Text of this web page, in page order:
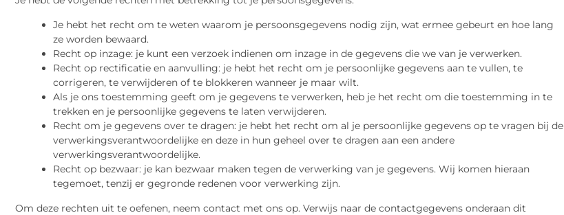
Je hebt het recht om te weten waarom je persoonsgegevens nodig zijn, wat ermee gebeurt en hoe lang
ze worden bewaard.
Recht op inzage: je kunt een verzoek indienen om inzage in de gegevens die we van je verwerken.
Recht op rectificatie en aanvulling: je hebt het recht om je persoonlijke gegevens aan te vullen, te
corrigeren, te verwijderen of te blokkeren wanneer je maar wilt.
Als je ons toestemming geeft om je gegevens te verwerken, heb je het recht om die toestemming in te
trekken en je persoonlijke gegevens te laten verwijderen.
Recht om je gegevens over te dragen: je hebt het recht om al je persoonlijke gegevens op te vragen bij de
verwerkingsverantwoordelijke en deze in hun geheel over te dragen aan een andere
verwerkingsverantwoordelijke.
Recht op bezwaar: je kan bezwaar maken tegen de verwerking van je gegevens. Wij komen hieraan
tegemoet, tenzij er gegronde redenen voor verwerking zijn.
Om deze rechten uit te oefenen, neem contact met ons op. Verwijs naar de contactgegevens onderaan dit